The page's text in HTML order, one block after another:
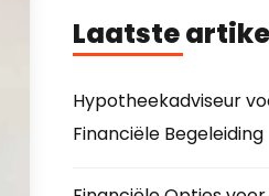
Laatste
Hypotheekadviseur
Financiële Begeleiding